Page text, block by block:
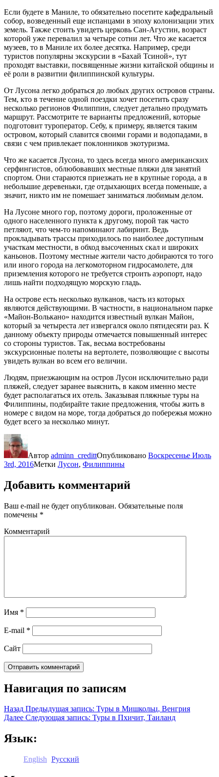
Если будете в Маниле, то обязательно посетите кафедральный
собор, возведенный еще испанцами в эпоху колонизации этих
земель. Также стоить увидеть церковь Сан-Агустин, возраст
которой уже перевалил за четыре сотни лет. Что же касается
музеев, то в Маниле их более десятка. Например, среди
туристов популярны экскурсии в «Бахай Тсиной», тут
проходят выставки, посвященные жизни китайской общины и
её роли в развитии филиппинской культуры.
От Лусона легко добраться до любых других островов страны.
Тем, кто в течение одной поездки хочет посетить сразу
несколько регионов Филиппин, следует детально продумать
маршрут. Рассмотрите те варианты предложений, которые
подготовит туроператор. Себу, к примеру, является таким
островом, который славится своими горами и водопадами, в
связи с чем привлекает поклонников экотуризма.
Что же касается Лусона, то здесь всегда много американских
серфингистов, облюбовавших местные пляжи для занятий
спортом. Они стараются приезжать не в крупные города, а в
небольшие деревеньки, где отдыхающих всегда поменьше, а
значит, никто им не помешает заниматься любимым делом.
На Лусоне много гор, поэтому дороги, проложенные от
одного населенного пункта к другому, порой так часто
петляют, что чем-то напоминают лабиринт. Ведь
прокладывать трассы приходилось по наиболее доступным
участкам местности, в обход высоченных скал и широких
каньонов. Поэтому местные жители часто добираются то того
или иного города на легкомоторном гидросамолете, для
приземления которого не требуется строить аэропорт, надо
лишь найти подходящую морскую гладь.
На острове есть несколько вулканов, часть из которых
являются действующими. В частности, в национальном парке
«Майон-Волькано» находится известный вулкан Майон,
который за четыреста лет извергался около пятидесяти раз. К
данному объекту природы отмечается повышенный интерес
со стороны туристов. Так, весьма востребованы
экскурсионные полеты на вертолете, позволяющие с высоты
увидеть вулкан во всем его величии.
Людям, приезжающим на остров Лусон исключительно ради
пляжей, следует заранее выяснить, в каком именно месте
будет располагаться их отель. Заказывая пляжные туры на
Филиппины, подбирайте такие предложения, чтобы жить в
номере с видом на море, тогда добраться до побережья можно
будет всего за несколько минут.
Автор adminn_credittОпубликовано Воскресенье Июль
3rd, 2016Метки Лусон, Филиппины
Добавить комментарий
Ваш e-mail не будет опубликован. Обязательные поля
помечены *
Комментарий
Имя *
E-mail *
Сайт
Навигация по записям
Назад Предыдущая запись: Туры в Мишкольц, Венгрия
Далее Следующая запись: Туры в Пхичит, Таиланд
Язык:
English Русский